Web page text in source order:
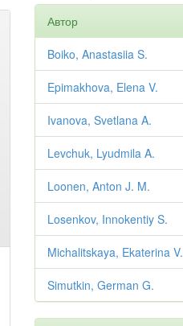
Автор
Boiko, Anastasiia S.
Epimakhova, Elena V.
Ivanova, Svetlana A.
Levchuk, Lyudmila A.
Loonen, Anton J. M.
Losenkov, Innokentiy S.
Michalitskaya, Ekaterina V.
Simutkin, German G.